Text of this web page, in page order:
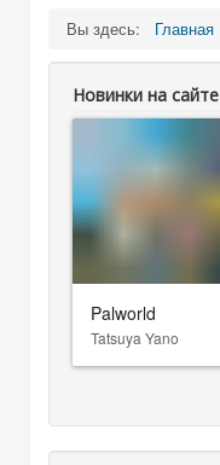
Вы здесь: Главная
Новинки на сайте
Palworld
Tatsuya Yano